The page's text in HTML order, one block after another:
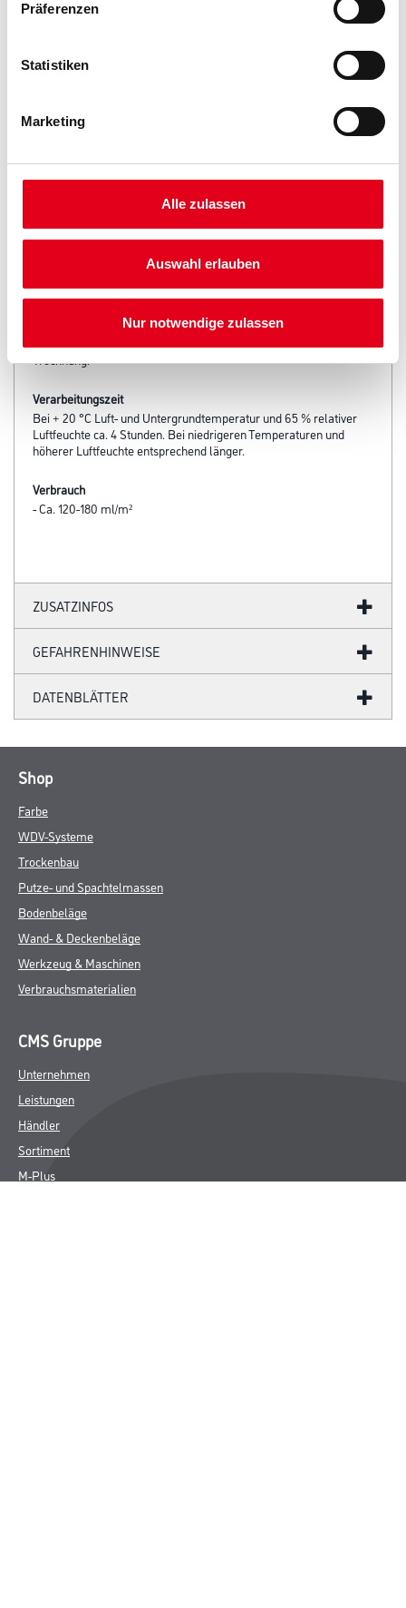
Präferenzen
Statistiken
Marketing
Alle zulassen
Auswahl erlauben
Nur notwendige zulassen
- Photokatalytische Wirkung
Verarbeitungstemperatur zwischen + 5 °C und + 30 °C für alle
Trocknung.
Verarbeitungszeit
Bei + 20 °C Luft- und Untergrundtemperatur und 65 % relativer
Luftfeuchte ca. 4 Stunden. Bei niedrigeren Temperaturen und
höherer Luftfeuchte entsprechend länger.
Verbrauch
- Ca. 120-180 ml/m²
ZUSATZINFOS
GEFAHRENHINWEISE
DATENBLÄTTER
Shop
Farbe
WDV-Systeme
Trockenbau
Putze- und Spachtelmassen
Bodenbeläge
Wand- & Deckenbeläge
Werkzeug & Maschinen
Verbrauchsmaterialien
CMS Gruppe
Unternehmen
Leistungen
Händler
Sortiment
M-Plus